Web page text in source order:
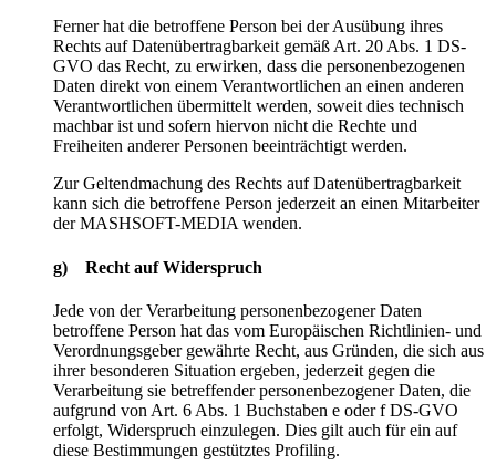
Ferner hat die betroffene Person bei der Ausübung ihres
Rechts auf Datenübertragbarkeit gemäß Art. 20 Abs. 1 DS-
GVO das Recht, zu erwirken, dass die personenbezogenen
Daten direkt von einem Verantwortlichen an einen anderen
Verantwortlichen übermittelt werden, soweit dies technisch
machbar ist und sofern hiervon nicht die Rechte und
Freiheiten anderer Personen beeinträchtigt werden.
Zur Geltendmachung des Rechts auf Datenübertragbarkeit
kann sich die betroffene Person jederzeit an einen Mitarbeiter
der MASHSOFT-MEDIA wenden.
g) Recht auf Widerspruch
Jede von der Verarbeitung personenbezogener Daten
betroffene Person hat das vom Europäischen Richtlinien- und
Verordnungsgeber gewährte Recht, aus Gründen, die sich aus
ihrer besonderen Situation ergeben, jederzeit gegen die
Verarbeitung sie betreffender personenbezogener Daten, die
aufgrund von Art. 6 Abs. 1 Buchstaben e oder f DS-GVO
erfolgt, Widerspruch einzulegen. Dies gilt auch für ein auf
diese Bestimmungen gestütztes Profiling.